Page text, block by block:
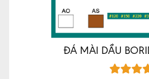
ĐÁ MÀI DẦU